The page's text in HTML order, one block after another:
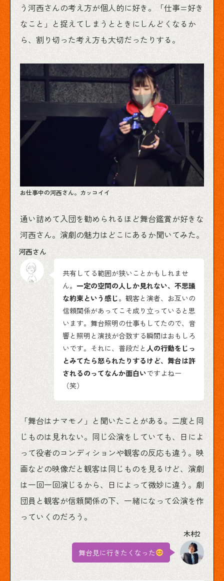
う河西さんの考え方が個人的に好き。「仕事=好き
なこと」と捉えてしまうとときにしんどくなるか
ら、割り切った考え方も大切だったりする。
お仕事中の河西さん。カッコイイ
通い詰めて入団を勧められるほど舞台鑑賞が好きな
河西さん。演劇の魅力はどこにあるか聞いてみた。
共有してる範囲が狭いことかもしれませ
ん。 一定の空間の人しか見れない、不思議
な約束という感じ。観客と演者、お互いの
信頼関係があってこそ成り立っていると思
います。舞台照明の仕事もしてたので、音
響と照明と演技が合致する瞬間はおもしろ
いです。それに、普段だと 人の行動をじっ
とみてたら怒られたりするけど、舞台は許
されるのってなんか面白いですよねー
（笑）
「舞台はナマモノ」と聞いたことがある。二度と同
じものは見れない。同じ公演をしていても、日によ
って役者のコンディションや観客の反応も違う。映
画などの映像だと観客は同じものを見るけど、演劇
は一回一回演じるから、日によって微妙に違う。劇
団員と観客が信頼関係の下、一緒になって公演を作
っていくのだろう。
舞台見に行きたくなった